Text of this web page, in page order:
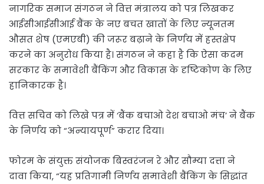
नागरिक समाज संगठन ने वित्त मंत्रालय को पत्र लिखकर
आईसीआईसीआई बैंक के नए बचत खातों के लिए न्यूनतम
औसत शेष (एमएबी) की जरूर बढ़ाने के निर्णय में हस्तक्षेप
करने का अनुरोध किया है। संगठन ने कहा है कि ऐसा कदम
सरकार के समावेशी बैंकिंग और विकास के दृष्टिकोण के लिए
हानिकारक है।
वित्त सचिव को लिखे पत्र में ‘बैंक बचाओ देश बचाओ मंच’ ने बैंक
के निर्णय को “अन्यायपूर्ण” करार दिया।
फोरम के संयुक्त संयोजक बिस्वरंजन रे और सौम्या दत्ता ने
दावा किया, “यह प्रतिगामी निर्णय समावेशी बैंकिंग के सिद्धांत